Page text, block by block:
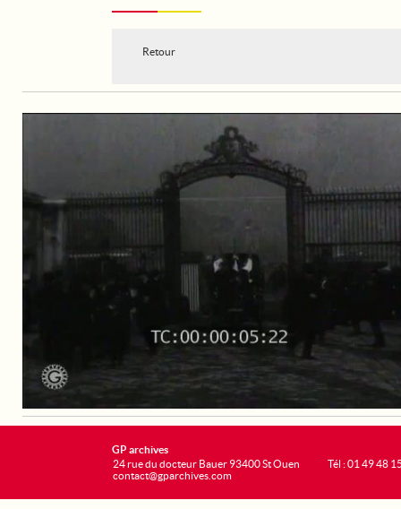
Retour
GP archives
24 rue du docteur Bauer 93400 St Ouen
contact@gparchives.com
Tél : 01 49 48